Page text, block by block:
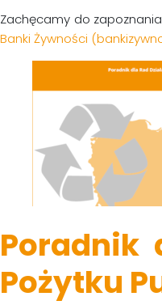
Zachęcamy do
Banki Żywności
Poradnik
Pożytku